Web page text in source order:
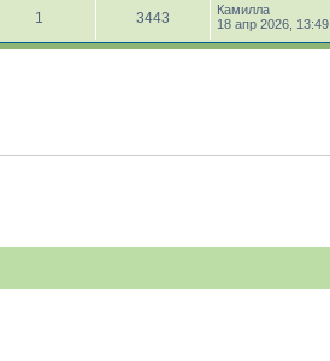
1 3443
Камилла
18 апр 2026, 13:49